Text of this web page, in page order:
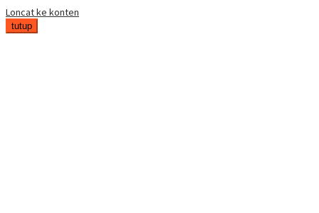
Loncat ke konten
tutup